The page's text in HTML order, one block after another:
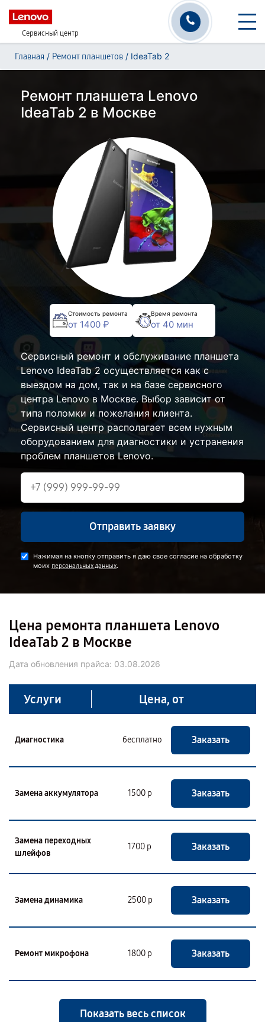
Сервисный центр
Главная / Ремонт планшетов / IdeaTab 2
Ремонт планшета Lenovo
IdeaTab 2 в Москве
Стоимость ремонта
от 1400 ₽
Время ремонта
от 40 мин
Сервисный ремонт и обслуживание планшета
Lenovo IdeaTab 2 осуществляется как с
выездом на дом, так и на базе сервисного
центра Lenovo в Москве. Выбор зависит от
типа поломки и пожелания клиента.
Сервисный центр располагает всем нужным
оборудованием для диагностики и устранения
проблем планшетов Lenovo.
Отправить заявку
Нажимая на кнопку отправить я даю свое согласие на обработку
моих персональных данных.
Цена ремонта планшета Lenovo
IdeaTab 2 в Москве
Дата обновления прайса: 03.08.2026
Услуги Цена, от
Диагностика бесплатно Заказать
Замена аккумулятора 1500 р Заказать
Замена переходных
шлейфов
1700 р Заказать
Замена динамика 2500 р Заказать
Ремонт микрофона 1800 р Заказать
Показать весь список